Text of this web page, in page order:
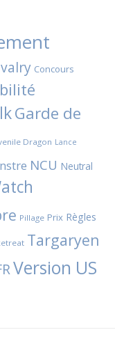
Concours
Garde de
Dragon Lance
NCU Neutral
Pillage Prix Règles
Targaryen
Version US